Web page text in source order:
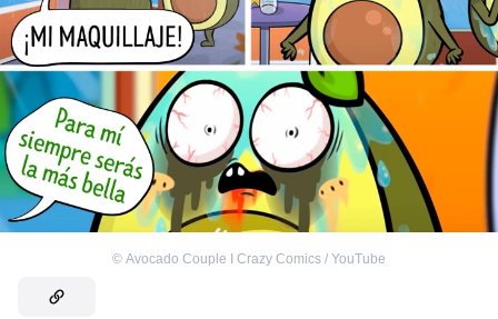
© Avocado Couple I Crazy Comics / YouTube